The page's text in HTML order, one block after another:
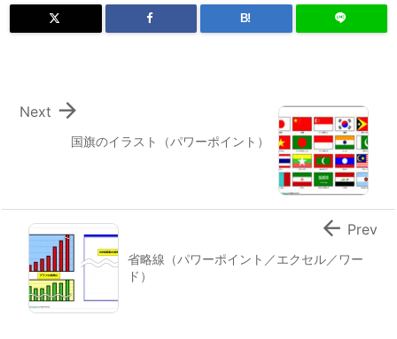
B!
国旗のイラスト（パワーポイント）

Next
省略線（パワーポイント／エクセル／ワー
ド）
 Prev